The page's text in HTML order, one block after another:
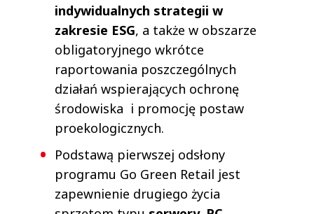
indywidualnych strategii w
zakresie ESG, a także w obszarze
obligatoryjnego wkrótce
raportowania poszczególnych
działań wspierających ochronę
środowiska i promocję postaw
proekologicznych.
Podstawą pierwszej odsłony
programu Go Green Retail jest
zapewnienie drugiego życia